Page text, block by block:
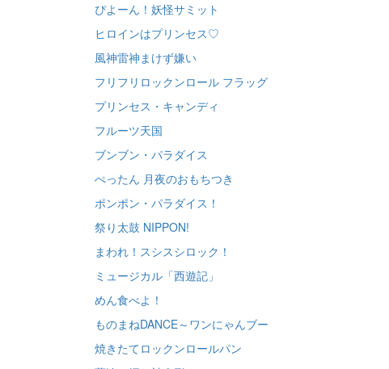
ぴよーん！妖怪サミット
ヒロインはプリンセス♡
風神雷神まけず嫌い
フリフリロックンロール フラッグ
プリンセス・キャンディ
フルーツ天国
ブンブン・パラダイス
ぺったん 月夜のおもちつき
ポンポン・パラダイス！
祭り太鼓 NIPPON!
まわれ！スシスシロック！
ミュージカル「西遊記」
めん食べよ！
ものまねDANCE～ワンにゃんブー
焼きたてロックンロールパン